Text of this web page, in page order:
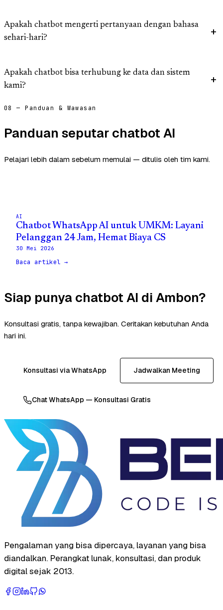
Apakah chatbot mengerti pertanyaan dengan bahasa
sehari-hari?
Apakah chatbot bisa terhubung ke data dan sistem
kami?
08 — Panduan & Wawasan
Panduan seputar chatbot AI
Pelajari lebih dalam sebelum memulai — ditulis oleh tim kami.
AI
Chatbot WhatsApp AI untuk UMKM: Layani
Pelanggan 24 Jam, Hemat Biaya CS
30 Mei 2026
Baca artikel →
Siap punya chatbot AI di Ambon?
Konsultasi gratis, tanpa kewajiban. Ceritakan kebutuhan Anda
hari ini.
Konsultasi via WhatsApp Jadwalkan Meeting
Chat WhatsApp — Konsultasi Gratis
Pengalaman yang bisa dipercaya, layanan yang bisa
diandalkan. Perangkat lunak, konsultasi, dan produk
digital sejak 2013.